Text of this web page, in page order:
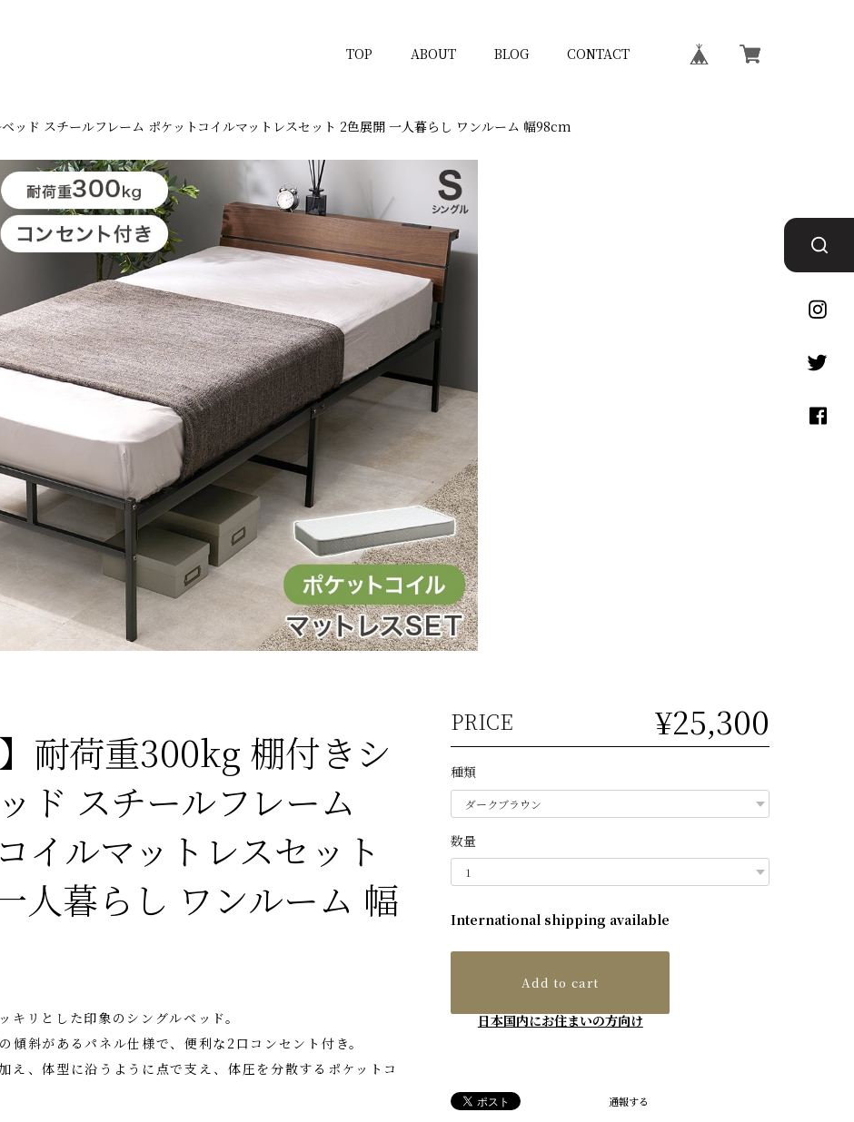
TOP ABOUT BLOG CONTACT
ッド スチールフレーム ポケットコイルマットレスセット 2色展開 一人暮らし ワンルーム 幅98cm
】耐荷重300kg 棚付きシ
ド スチールフレーム
イルマットレスセット
人暮らし ワンルーム 幅
キリとした印象のシングルベッド。
傾斜があるパネル仕様で、便利な2口コンセント付き。
え、体型に沿うように点で支え、体圧を分散するポケットコ
PRICE ¥25,300
種類
数量
International shipping available
Add to cart
日本国内にお住まいの方向け
通報する